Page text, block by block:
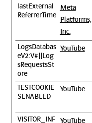
lastExternal
ReferrerTime
Meta
Platforms,
Inc.
LogsDatabas
eV2:V#||Log
sRequestsSt
ore
YouTube
TESTCOOKIE
SENABLED
YouTube
VISITOR_INF
YouTube